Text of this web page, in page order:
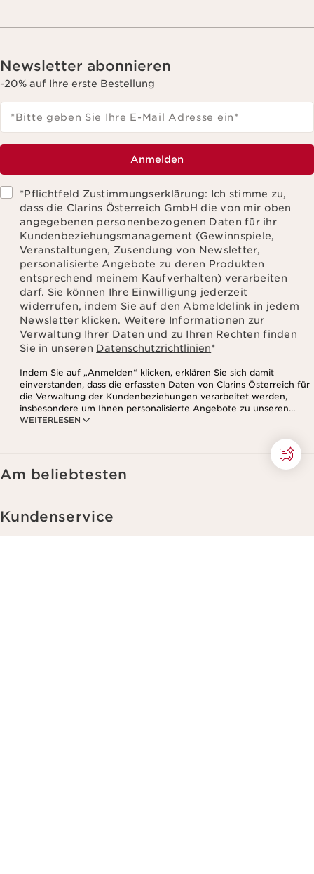
Newsletter abonnieren
-20% auf Ihre erste Bestellung
*Bitte geben Sie Ihre E-Mail Adresse ein*
Anmelden
*Pflichtfeld Zustimmungserklärung: Ich stimme zu,
dass die Clarins Österreich GmbH die von mir oben
angegebenen personenbezogenen Daten für ihr
Kundenbeziehungsmanagement (Gewinnspiele,
Veranstaltungen, Zusendung von Newsletter,
personalisierte Angebote zu deren Produkten
entsprechend meinem Kaufverhalten) verarbeiten
darf. Sie können Ihre Einwilligung jederzeit
widerrufen, indem Sie auf den Abmeldelink in jedem
Newsletter klicken. Weitere Informationen zur
Verwaltung Ihrer Daten und zu Ihren Rechten finden
Sie in unseren Datenschutzrichtlinien*
WEITERLESEN
Indem Sie auf „Anmelden“ klicken, erklären Sie sich damit
einverstanden, dass die erfassten Daten von Clarins Österreich für
die Verwaltung der Kundenbeziehungen verarbeitet werden,
insbesondere um Ihnen personalisierte Angebote zu unseren
Produkten und Dienstleistungen entsprechend Ihrem
zuzusenden, auch durch Anzeige in sozialen Netzwerken und auf
Am beliebtesten
Kundenservice